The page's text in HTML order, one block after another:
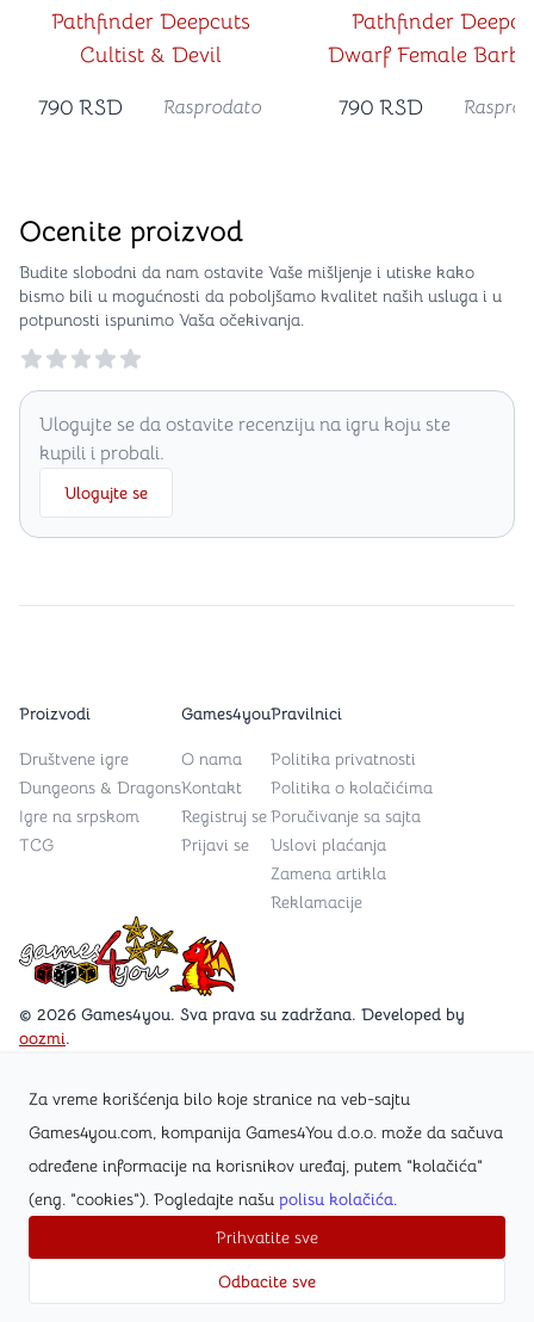
Za vreme korišćenja bilo koje stranice na veb-sajtu
Games4you.com, kompanija Games4You d.o.o. može da sačuva
određene informacije na korisnikov uređaj, putem "kolačića"
(eng. "cookies"). Pogledajte našu polisu kolačića.
Prihvatite sve
Odbacite sve
Pathfinder Deepcuts
Cultist & Devil
790 RSD Rasprodato
Pathfinder
Dwarf Female
790 RSD
Ocenite proizvod
Budite slobodni da nam ostavite Vaše mišljenje i utiske kako
bismo bili u mogućnosti da poboljšamo kvalitet naših usluga i u
potpunosti ispunimo Vaša očekivanja.
Reviews
Ulogujte se da ostavite recenziju na igru koju ste
kupili i probali.
Ulogujte se
Games4you logo
© 2026 Games4you. Sva prava su zadržana. Developed by
oozmi.
Posetite Facebook stranicu /Games4you.rs
Zapratite Instagram profil @games4yours
Proizvodi
Društvene igre
Dungeons & Dragons
Igre na srpskom
TCG
Games4you
O nama
Kontakt
Registruj se
Prijavi se
Pravilnici
Politika privatnosti
Politika o kolačićima
Poručivanje sa sajta
Uslovi plaćanja
Zamena artikla
Reklamacije